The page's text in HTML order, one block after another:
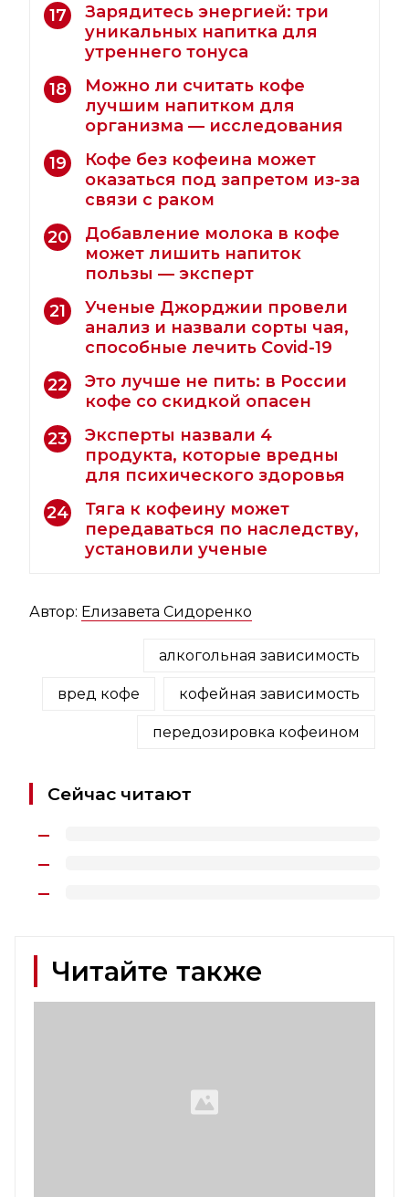
17
Зарядитесь энергией: три
уникальных напитка для
утреннего тонуса
18
Можно ли считать кофе
лучшим напитком для
организма — исследования
19
Кофе без кофеина может
оказаться под запретом из-за
связи с раком
20
Добавление молока в кофе
может лишить напиток
пользы — эксперт
21
Ученые Джорджии провели
анализ и назвали сорты чая,
способные лечить Covid-19
22
Это лучше не пить: в России
кофе со скидкой опасен
23
Эксперты назвали 4
продукта, которые вредны
для психического здоровья
24
Тяга к кофеину может
передаваться по наследству,
установили ученые
Автор: Елизавета Сидоренко
алкогольная зависимость
вред кофе кофейная зависимость
передозировка кофеином
Сейчас читают
Читайте также